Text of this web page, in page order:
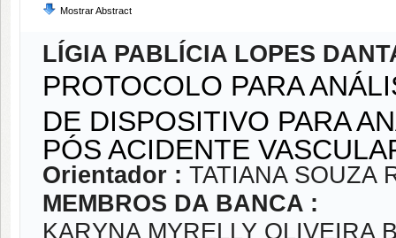
Mostrar Abstract
LÍGIA PABLÍCIA LOPES
PROTOCOLO PARA
DE DISPOSITIVO PARA
PÓS ACIDENTE
Orientador : TATIANA SOUZA
MEMBROS DA BANCA :
KARYNA MYRELLY OLIVEIRA